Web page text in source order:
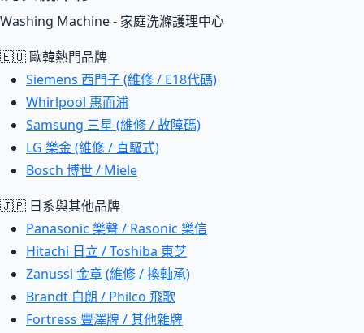
Washing Machine - 家庭洗滌護理中心
🇪🇺 歐韓熱門品牌
Siemens 西門子 (維修 / E18代碼)
Whirlpool 惠而浦
Samsung 三星 (維修 / 故障碼)
LG 樂金 (維修 / 直驅式)
Bosch 博世 / Miele
🇯🇵 日系與其他品牌
Panasonic 樂聲 / Rasonic 樂信
Hitachi 日立 / Toshiba 東芝
Zanussi 金章 (維修 / 換軸承)
Brandt 白朗 / Philco 飛歌
Fortress 豐澤牌 / 其他雜牌